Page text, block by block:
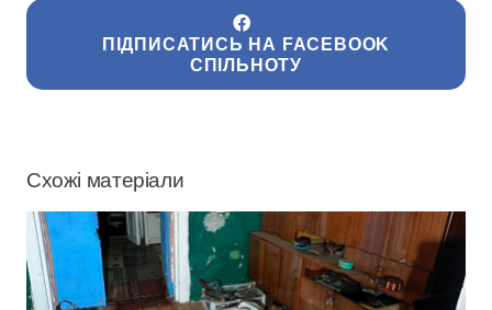
ПІДПИСАТИСЬ НА FACEBOOK
СПІЛЬНОТУ
Схожі матеріали